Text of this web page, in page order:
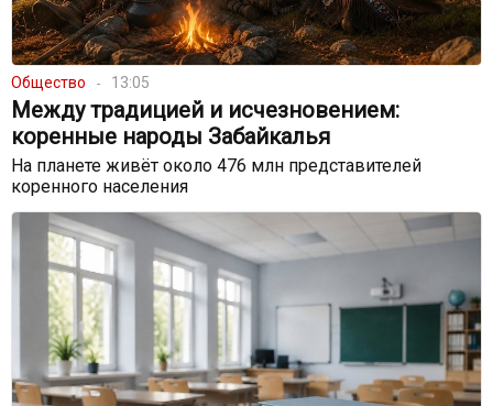
Общество 13:05
Между традицией и исчезновением:
коренные народы Забайкалья
На планете живёт около 476 млн представителей
коренного населения